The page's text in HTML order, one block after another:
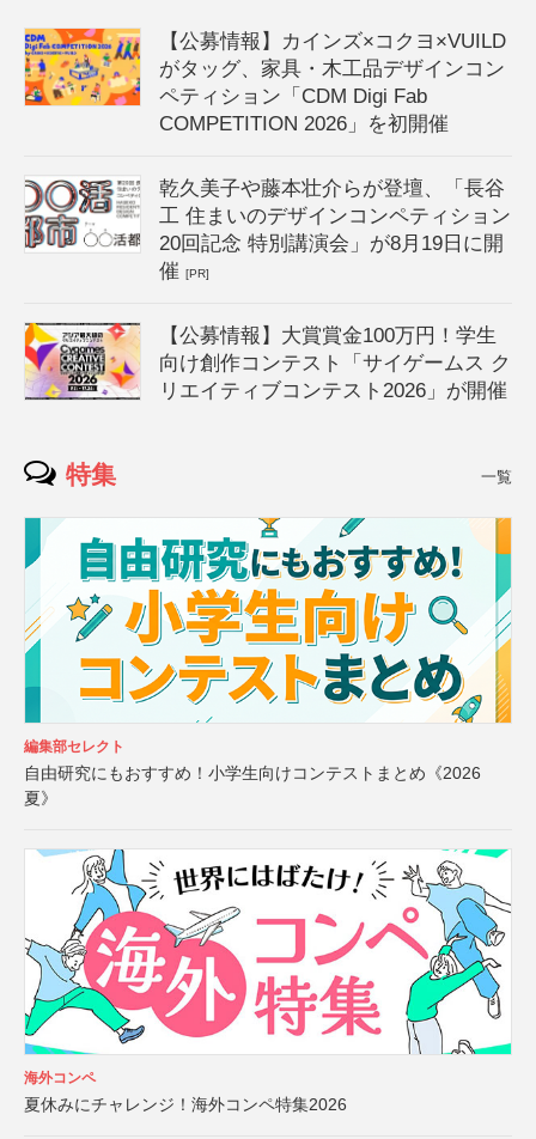
【公募情報】カインズ×コクヨ×VUILD
がタッグ、家具・木工品デザインコン
ペティション「CDM Digi Fab
COMPETITION 2026」を初開催
乾久美子や藤本壮介らが登壇、「長谷
工 住まいのデザインコンペティション
20回記念 特別講演会」が8月19日に開
催[PR]
【公募情報】大賞賞金100万円！学生
向け創作コンテスト「サイゲームス ク
リエイティブコンテスト2026」が開催
特集 一覧
編集部セレクト
自由研究にもおすすめ！小学生向けコンテストまとめ《2026
夏》
海外コンペ
夏休みにチャレンジ！海外コンペ特集2026